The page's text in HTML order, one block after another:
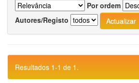
Por ordem
Autores/Registo
Resultados 1-1 de 1.